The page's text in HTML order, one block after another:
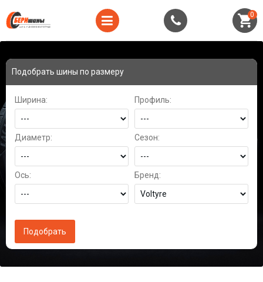
0
Подобрать шины по размеру
Ширина: Профиль:
Диаметр: Сезон:
Ось: Бренд: